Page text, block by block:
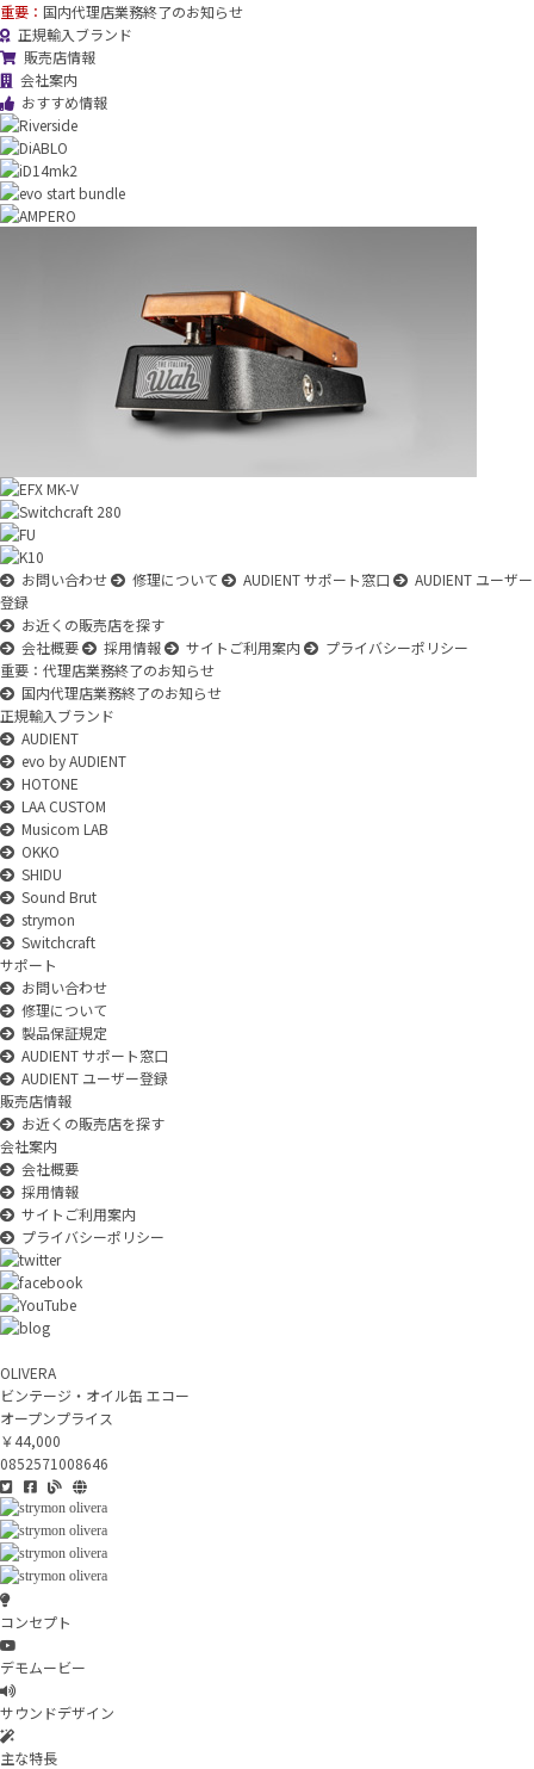
重要： 国内代理店業務終了のお知らせ
正規輸入ブランド
販売店情報
会社案内
おすすめ情報
お問い合わせ 修理について AUDIENT サポート窓口
AUDIENT ユーザー
登録
お近くの販売店を探す
会社概要
採用情報 サイトご利用案内
プライバシーポリシー
重要：代理店業務終了のお知らせ
国内代理店業務終了のお知らせ
正規輸入ブランド
AUDIENT
evo by AUDIENT
HOTONE
LAA CUSTOM
Musicom LAB
OKKO
SHIDU
Sound Brut
strymon
Switchcraft
サポート
お問い合わせ
修理について
製品保証規定
AUDIENT サポート窓口
AUDIENT ユーザー登録
販売店情報
お近くの販売店を探す
会社案内
会社概要
採用情報
サイトご利用案内
プライバシーポリシー
OLIVERA
ビンテージ・オイル缶 エコー
オープンプライス
￥44,000
0852571008646
コンセプト
デモムービー
サウンドデザイン
主な特長